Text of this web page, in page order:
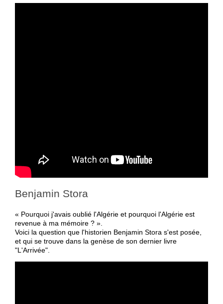
Benjamin Stora
« Pourquoi j'avais oublié l'Algérie et pourquoi l'Algérie est
revenue à ma mémoire ? ».
Voici la question que l'historien Benjamin Stora s'est posée,
et qui se trouve dans la genèse de son dernier livre
"L'Arrivée".